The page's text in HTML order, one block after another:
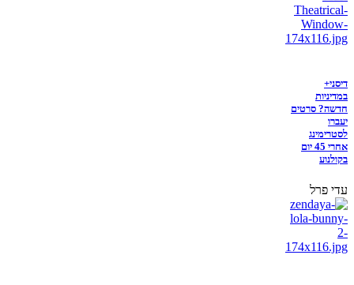
דיסני+
במדיניות
חדשה? סרטים
יעברו
לסטרימינג
אחרי 45 יום
בקולנוע
עדי פרל